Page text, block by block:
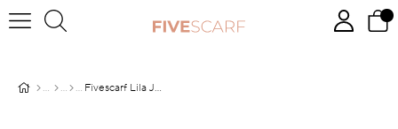
Fivescarf Lila Junset Şal